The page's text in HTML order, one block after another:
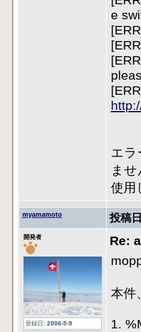
e
エラ
ま
使用
myamamoto 投稿
開発者
登録日: 2006-5-9
Re:
本件
1.